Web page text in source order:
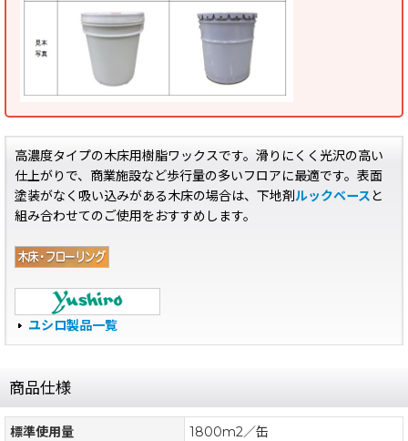
高濃度タイプの木床用樹脂ワックスです。滑りにくく光沢の高い
仕上がりで、商業施設など歩行量の多いフロアに最適です。表面
塗装がなく吸い込みがある木床の場合は、下地剤ルックベースと
組み合わせてのご使用をおすすめします。
ユシロ製品一覧
商品仕様
標準使用量
1800m2／缶